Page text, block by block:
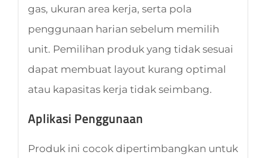
gas, ukuran area kerja, serta pola
penggunaan harian sebelum memilih
unit. Pemilihan produk yang tidak sesuai
dapat membuat layout kurang optimal
atau kapasitas kerja tidak seimbang.
Aplikasi Penggunaan
Produk ini cocok dipertimbangkan untuk